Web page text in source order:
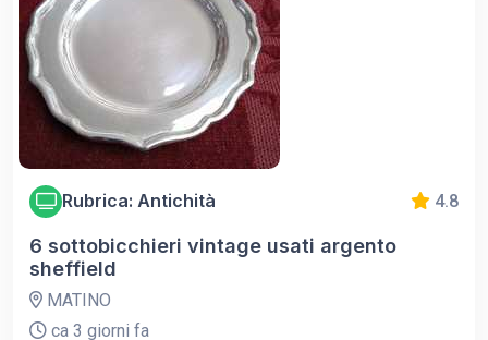
Rubrica: Antichità 4.8
6 sottobicchieri vintage usati argento
sheffield
MATINO
ca 3 giorni fa